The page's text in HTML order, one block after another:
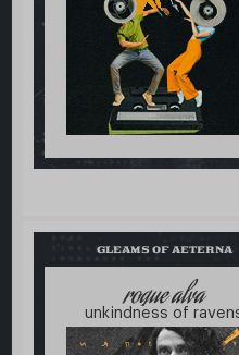
GLEAMS OF AETERNA
roque alva
unkindness of